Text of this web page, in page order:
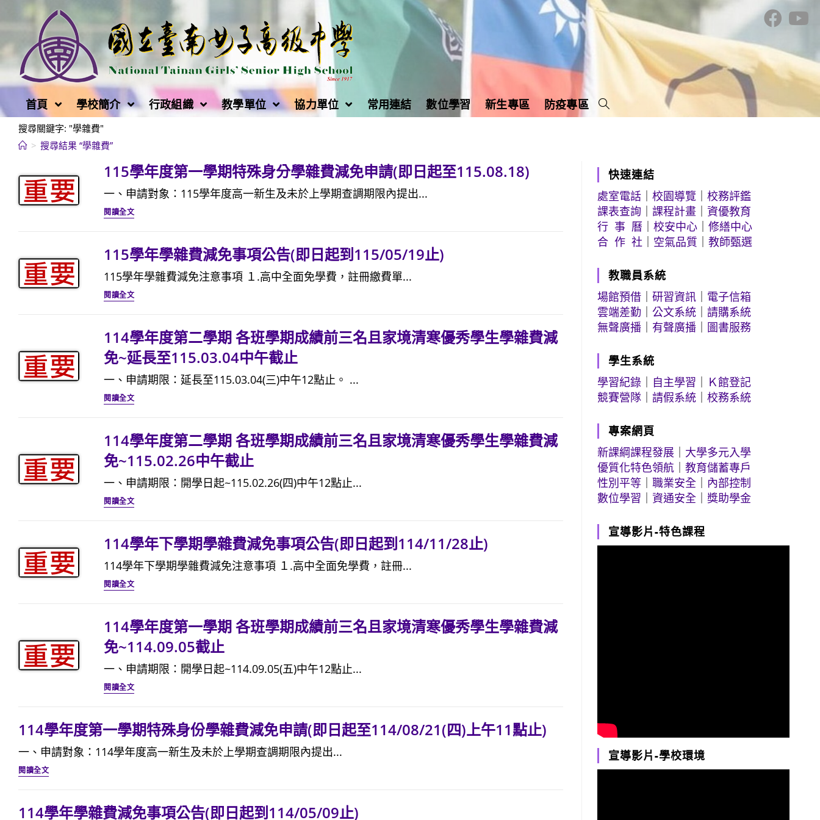
轉
至
容
首頁 學校簡介 行政組織 教學單位 協力單位 常用連結 數位學習 新生專區 防疫專區
搜尋關鍵字: "學雜費"
> 搜尋結果 “學雜費”
115學年度第一學期特殊身分學雜費減免申請(即日起至115.08.18)
一、申請對象：115學年度高一新生及未於上學期查調期限內提出...
閱讀全文115
年
度
第
一
期
特
殊
身
分
雜
費
減
免
申
(即
日
起
至
115學年學雜費減免事項公告(即日起到115/05/19止)
115學年學雜費減免注意事項 １.高中全面免學費，註冊繳費單...
閱讀全文115
年
學
雜
費
減
事
項
公
告
(即
到
115/05/19
止)
114學年度第二學期 各班學期成績前三名且家境清寒優秀學生學雜費減
免~延長至115.03.04中午截止
一、申請期限：延長至115.03.04(三)中午12點止。 ...
閱讀全文114
年
度
第
二
學
各
班
學
期
績
前
三
名
且
境
清
寒
學
114學年度第二學期 各班學期成績前三名且家境清寒優秀學生學雜費減
免~115.02.26中午截止
一、申請期限：開學日起~115.02.26(四)中午12點止...
閱讀全文114
年
度
第
二
期
各
班
學
期
績
前
三
家
114學年下學期學雜費減免事項公告(即日起到114/11/28止)
114學年下學期學雜費減免注意事項 １.高中全面免學費，註冊...
閱讀全文114
年
下
學
期
學
費
減
免
公
114學年度第一學期 各班學期成績前三名且家境清寒優秀學生學雜費減
免~114.09.05截止
一、申請期限：開學日起~114.09.05(五)中午12點止...
閱讀全文114
年
度
第
期
114學年度第一學期特殊身份學雜費減免申請(即日起至114/08/21(四)上午11點止)
一、申請對象：114學年度高一新生及未於上學期查調期限內提出...
閱讀全文114
年
114學年學雜費減免事項公告(即日起到114/05/09止)
快速連結
處室電話 ｜校園導覽 ｜校務評鑑
課表查詢 ｜課程計畫 ｜資優教育
行 事 曆 ｜校安中心 ｜修繕中心
合 作 社
空氣品質 ｜教師甄選
教職員系統
場館預借 ｜研習資訊
電子信箱
雲端差勤 ｜公文系統 ｜請購系統
無聲廣播
有聲廣播 圖書服務
學生系統
學習紀錄
自主學習
Ｋ館登記
競賽營隊 ｜請假系統 ｜校務系統
專案網頁
新課綱課程發展
大學多元入學
優質化特色領航 ｜教育儲蓄專戶
性別平等 ｜職業安全
內部控制
數位學習 ｜資通安全 ｜獎助學金
宣導影片-特色課程
宣導影片-學校環境